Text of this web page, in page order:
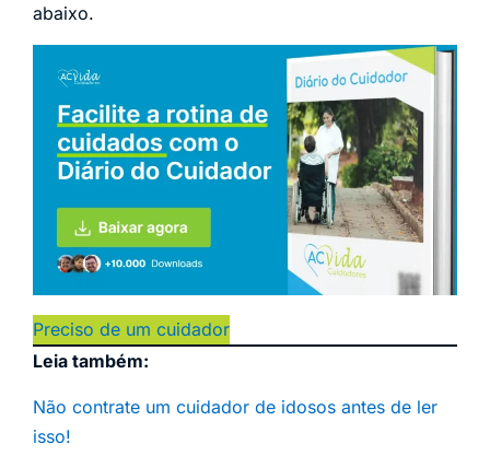
abaixo.
Preciso de um cuidador
Leia também:
Não contrate um cuidador de idosos antes de ler
isso!